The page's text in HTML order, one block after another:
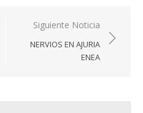
Siguiente Noticia
NERVIOS EN AJURIA
ENEA